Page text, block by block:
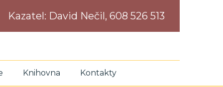
Kazatel: David Nečil, 608 526 513
Knihovna Kontakty